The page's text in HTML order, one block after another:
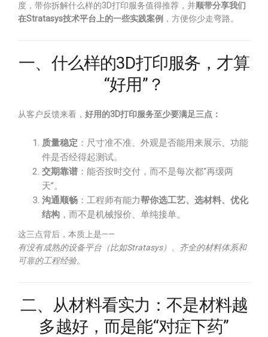
度，带你拆解什么样的3D打印服务值得推荐，并顺带分享我们
在Stratasys技术平台上的一些实践案例 ，方便你少走弯路。
一、什么样的3D打印服务，才算
“好用”？
从客户反馈来看， 好用的3D打印服务至少要满足三点：
质量稳定 ：尺寸准不准、外观是否能用来展示、功能
件是否经得起测试。
交期靠谱 ：能否按时交付，而不是每次都“再缓两
天”。
沟通顺畅 ：工程师有能力帮你选工艺、选材料、优化
结构 ，而不是机械报价、单纯接单。
这三点背后，本质上是——
有没有成熟的设备平台（比如Stratasys）、齐全的材料体系和
可靠的工程经验。
二、从材料看实力：不是材料越
多越好，而是能“对症下药”